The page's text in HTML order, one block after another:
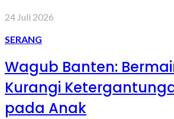
24 Juli 2026
SERANG
Wagub Banten:
Kurangi
pada Anak